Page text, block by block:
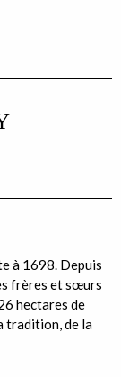
à 1698. Depuis
frères et sœurs
hectares de
tradition, de la